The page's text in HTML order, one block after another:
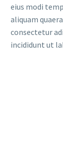
eius modi
aliquam
consectetur
incididunt ut